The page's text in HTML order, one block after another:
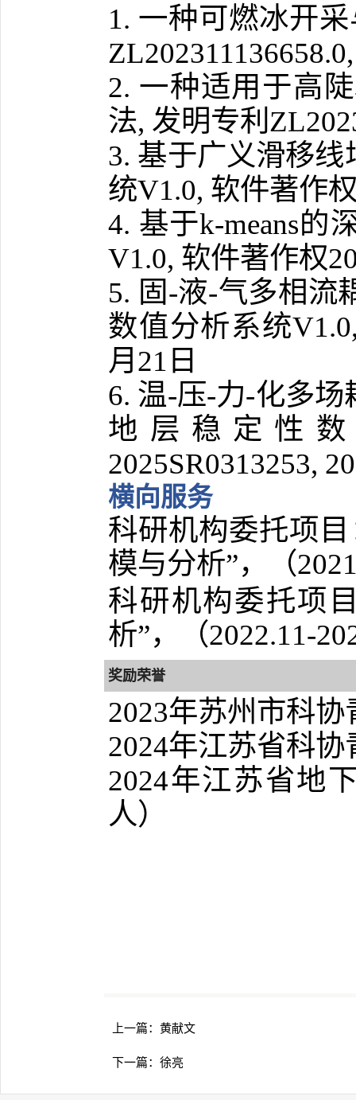
1. 一种可燃冰开
2. 一种适用于高
法, 发明专利
3. 基于广义滑移线
统V1.0, 软件著作
4. 基于k-means的
V1.0, 软件著作权
5. 固-液-气多相流
数值分析系统
月 21 日
6. 温-压-力-化多场
地层稳定性
2025SR0313253,
横向服务
科研机构委托项
模与分析”，
（
科研机构委托项
析”，（2022.11-
奖励荣誉
2023年苏州市科
2024年江苏省科协
2024年江苏省地
人）
上一篇：黄献文
下一篇：徐亮